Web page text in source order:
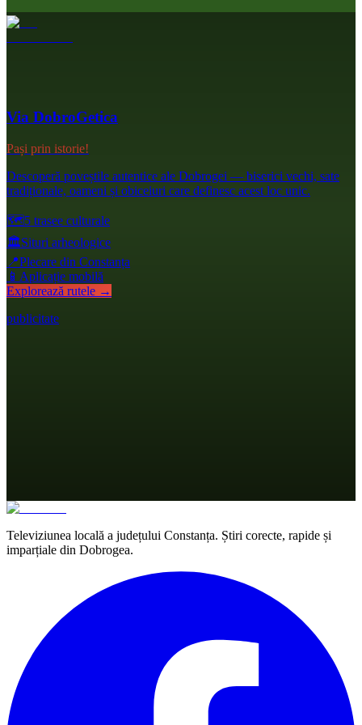
Via DobroGetica
Pași prin istorie!
Descoperă poveștile autentice ale Dobrogei — biserici vechi, sate
tradiționale, oameni și obiceiuri care definesc acest loc unic.
🗺️5 trasee culturale
🏛️Situri arheologice
📍Plecare din Constanța
📱 Aplicație mobilă
Explorează rutele →
publicitate
Televiziunea locală a județului Constanța. Știri corecte, rapide și
imparțiale din Dobrogea.